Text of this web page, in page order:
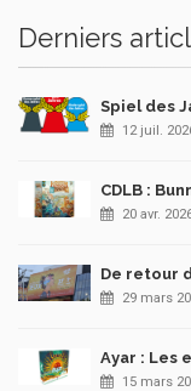
Derniers
Spiel des
12 juil.
CDLB :
20 avr.
De retour
29 mars
Ayar : Les
15 mars